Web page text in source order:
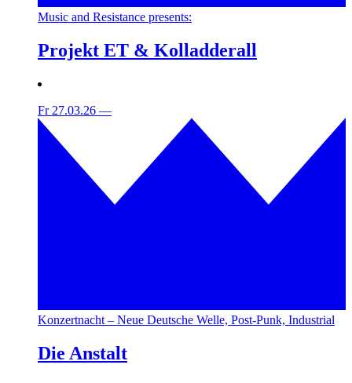
Music and Resistance presents:
Projekt ET & Kolladderall
Fr 27.03.26 —
Konzertnacht – Neue Deutsche Welle, Post-Punk, Industrial
Die Anstalt